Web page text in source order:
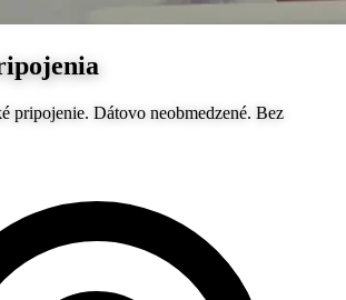
pripojenie. Dátovo neobmedzené. Bez